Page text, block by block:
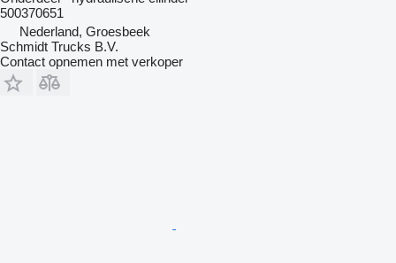
500370651
Nederland, Groesbeek
Schmidt Trucks B.V.
Contact opnemen met verkoper